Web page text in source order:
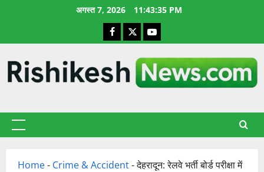
अगस्त 7, 2026 11:43:36 PM
Facebook
X YouTube
प्राथमिक
Home- Crime & Accident-देहरादून: रेलवे भर्ती बोर्ड परीक्षा में